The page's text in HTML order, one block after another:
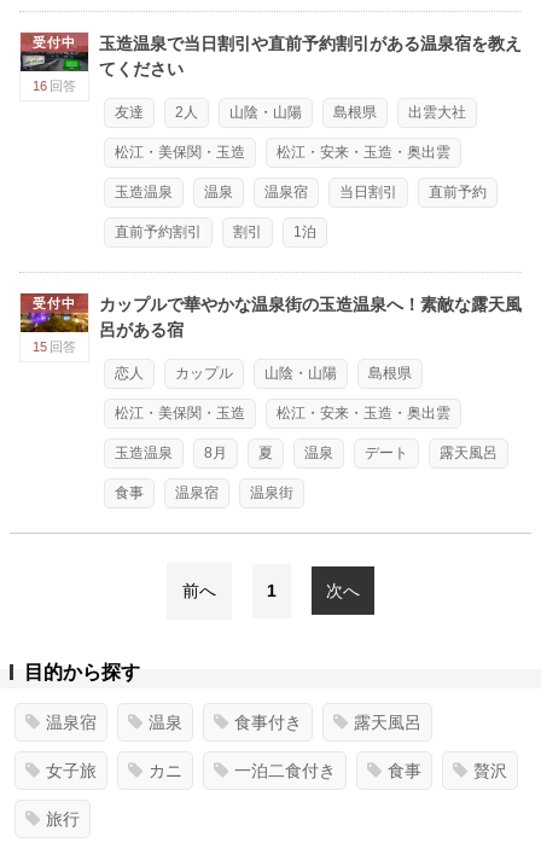
受付中
16 回答
玉造温泉で当日割引や直前予約割引がある温泉宿を教え
てください
友達 2人 山陰・山陽 島根県 出雲大社
松江・美保関・玉造 松江・安来・玉造・奥出雲
玉造温泉 温泉 温泉宿 当日割引 直前予約
直前予約割引 割引 1泊
受付中
15 回答
カップルで華やかな温泉街の玉造温泉へ！素敵な露天風
呂がある宿
恋人 カップル 山陰・山陽 島根県
松江・美保関・玉造 松江・安来・玉造・奥出雲
玉造温泉 8月 夏 温泉 デート 露天風呂
食事 温泉宿 温泉街
前へ 1 次へ
目的から探す
温泉宿 温泉 食事付き 露天風呂
女子旅 カニ 一泊二食付き 食事 贅沢
旅行